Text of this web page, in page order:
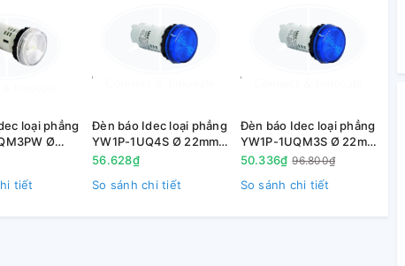
Đèn báo được sản xuất có độ sáng cao và góc nhìn rất
cả các dòng sản phẩm của hãng Idec.
loại phẳng
Ø
AC/DC màu
tiết
Đèn báo Idec loại phẳng
YW1P-1UQ4S Ø 22mm
24V AC/DC màu xanh
56.628₫
So sánh chi tiết
Đèn báo Idec loại phẳng
YW1P-1UQM3S Ø 22mm
220V AC/DC màu xanh
50.336₫ 96.800₫
So sánh chi tiết